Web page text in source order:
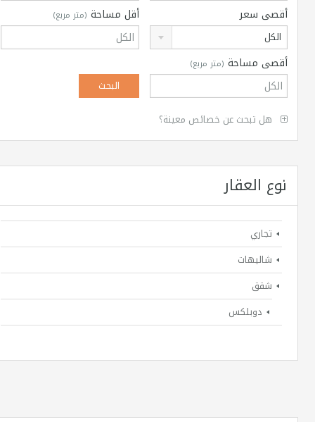
أقصى سعر
الكل
أقل مساحة(متر مربع)
أقصى مساحة(متر مربع)
هل تبحث عن خصائص معينة؟
نوع العقار
تجاري
شاليهات
شقق
دوبلكس